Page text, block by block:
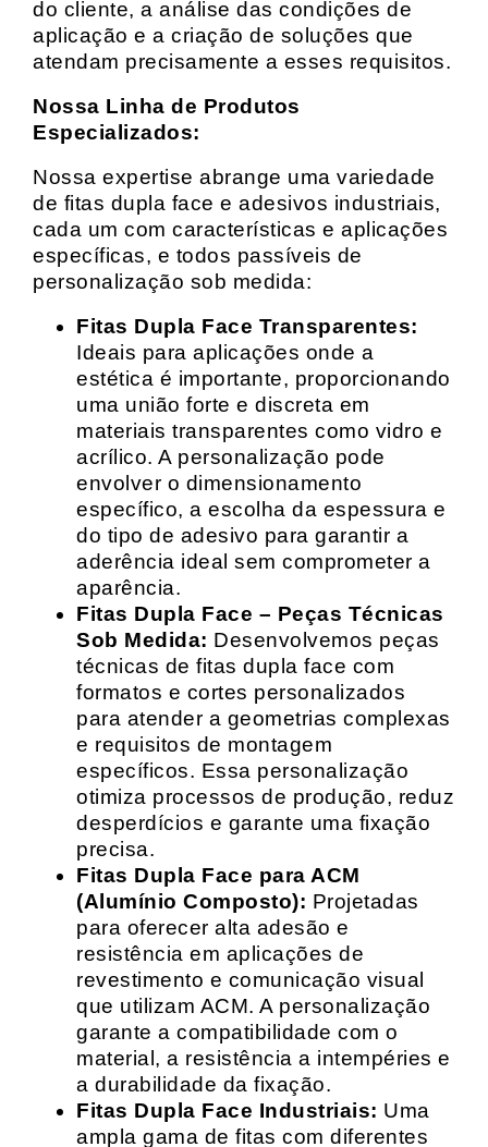
do cliente, a análise das condições de
aplicação e a criação de soluções que
atendam precisamente a esses requisitos.
Nossa Linha de Produtos
Especializados:
Nossa expertise abrange uma variedade
de fitas dupla face e adesivos industriais,
cada um com características e aplicações
específicas, e todos passíveis de
personalização sob medida:
Fitas Dupla Face Transparentes:
Ideais para aplicações onde a
estética é importante, proporcionando
uma união forte e discreta em
materiais transparentes como vidro e
acrílico. A personalização pode
envolver o dimensionamento
específico, a escolha da espessura e
do tipo de adesivo para garantir a
aderência ideal sem comprometer a
aparência.
Fitas Dupla Face – Peças Técnicas
Sob Medida: Desenvolvemos peças
técnicas de fitas dupla face com
formatos e cortes personalizados
para atender a geometrias complexas
e requisitos de montagem
específicos. Essa personalização
otimiza processos de produção, reduz
desperdícios e garante uma fixação
precisa.
Fitas Dupla Face para ACM
(Alumínio Composto): Projetadas
para oferecer alta adesão e
resistência em aplicações de
revestimento e comunicação visual
que utilizam ACM. A personalização
garante a compatibilidade com o
material, a resistência a intempéries e
a durabilidade da fixação.
Fitas Dupla Face Industriais: Uma
ampla gama de fitas com diferentes